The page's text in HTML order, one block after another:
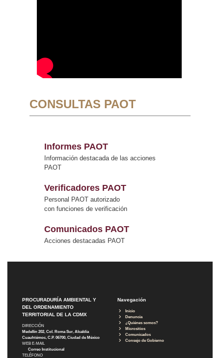
CONSULTAS PAOT
Informes PAOT
Información destacada de las acciones
PAOT
Verificadores PAOT
Personal PAOT autorizado
con funciones de verificación
Comunicados PAOT
Acciones destacadas PAOT
PROCURADURÍA AMBIENTAL Y
DEL ORDENAMIENTO
TERRITORIAL DE LA CDMX
DIRECCIÓN
Medellín 202, Col. Roma Sur, Alcaldía
Cuauhtémoc, C.P. 06700, Ciudad de México
WEB E-MAIL
Correo Institucional
TELÉFONO
Navegación
Inicio
Denuncia
¿Quiénes somos?
Micrositios
Comunicados
Consejo de Gobierno